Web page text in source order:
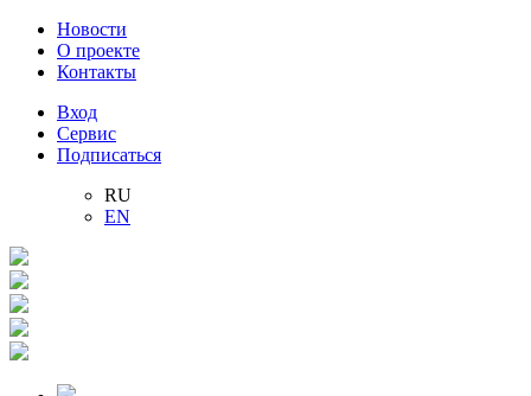
Новости
О проекте
Контакты
Вход
Сервис
Подписаться
RU
EN